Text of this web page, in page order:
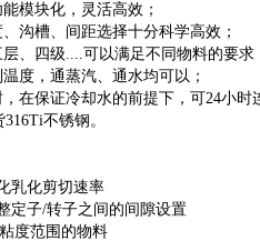
模块化，灵活高效；
沟槽、间距选择十分科学高效；
、四级....可以满足不同物料的要求
度，通蒸汽、通水均可以；
在保证冷却水的前提下，可24小时
不锈钢。
乳化剪切速率
定子/转子之间的间隙设置
度范围的物料